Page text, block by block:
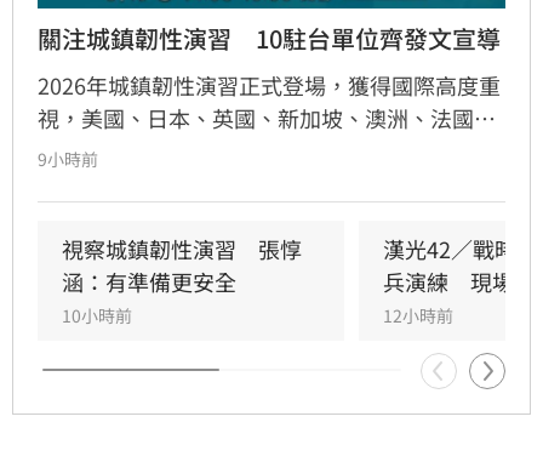
關注城鎮韌性演習　10駐台單位齊發文宣導
2026年城鎮韌性演習正式登場，獲得國際高度重
視，美國、日本、英國、新加坡、澳洲、法國、
荷蘭、紐西蘭、捷克及歐盟等10個駐台單位，近
疏散避難及行動網路降速等措施。國安會副秘書
長林飛帆表示，謝謝這些理念相近國家的關心和
支持。自助人助，「在許多朋友關心我們安全的
同時，我們也要為自己的安全多做一分準備。」
9小時前
視察城鎮韌性演習　張惇
涵：有準備更安全
10小時前
漢光42／戰時
兵演練　現場曝
12小時前